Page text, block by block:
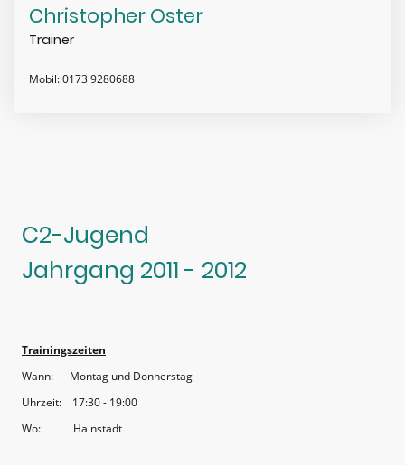
Christopher Oster
Trainer
Mobil: 0173 9280688
C2-Jugend
Jahrgang 2011 - 2012
Trainingszeiten
Wann: Montag und Donnerstag
Uhrzeit: 17:30 - 19:00
Wo: Hainstadt